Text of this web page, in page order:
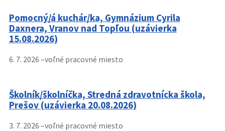
Pomocný/á kuchár/ka, Gymnázium Cyrila
Daxnera, Vranov nad Topľou (uzávierka
15.08.2026)
6. 7. 2026 –voľné pracovné miesto
Školník/školníčka, Stredná zdravotnícka škola,
Prešov (uzávierka 20.08.2026)
3. 7. 2026 –voľné pracovné miesto